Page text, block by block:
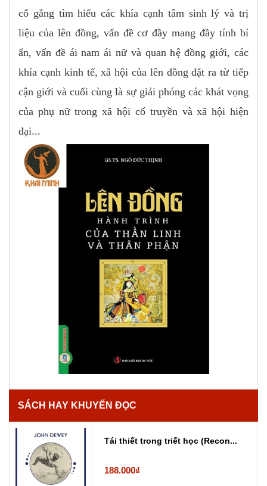
cố gắng tìm hiểu các khía cạnh tâm sinh lý và trị
liệu của lên đồng, vấn đề cơ đầy mang đầy tính bí
ẩn, vấn đề ái nam ái nữ và quan hệ đồng giới, các
khía cạnh kinh tế, xã hội của lên đồng đặt ra từ tiếp
cận giới và cuối cùng là sự giải phóng các khát vọng
của phụ nữ trong xã hội cổ truyền và xã hội hiện
đại...
SÁCH HAY KHUYẾN ĐỌC
Tái thiết trong triết học (Recon...
188.000₫